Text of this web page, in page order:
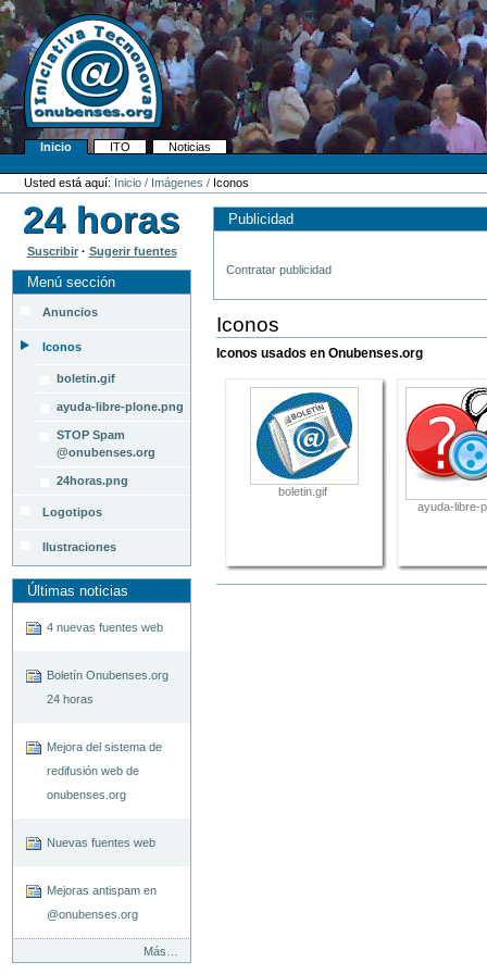
Cambiar
a
contenido.
Saltar
a
navegación
Navegación
Inicio ITO
Noticias
Herramientas
Personales
Usted está aquí: Inicio / Imágenes / Iconos
Suscribir· Sugerir fuentes
Menú sección
Anuncios
Iconos
boletin.gif
ayuda-libre-plone.png
STOP Spam
@onubenses.org
24horas.png
Logotipos
Ilustraciones
Últimas noticias
4 nuevas fuentes web
Boletín Onubenses.org
24 horas
Mejora del sistema de
redifusión web de
onubenses.org
Nuevas fuentes web
Mejoras antispam en
@onubenses.org
noticias
Más…
Publicidad
Contratar publicidad
Iconos
Iconos usados en Onubenses.org
boletin.gif
ayuda-libre-